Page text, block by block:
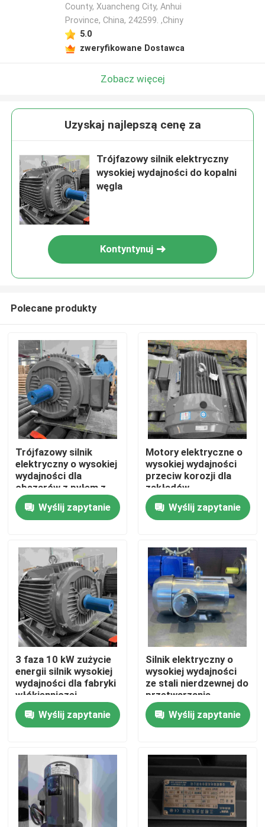
Dom
O nas
Łączność
Produkty
Filmy
Silnik elektryczny o wysokiej wydajności
Jednofazowe silniki elektryczne
Silniki elektryczne niskiego napięcia
Silnik indukcyjny średniego napięcia
County, Xuancheng City, Anhui
Province, China, 242599. ,Chiny
5.0
zweryfikowane Dostawca
Zobacz więcej
Uzyskaj najlepszą cenę za
Trójfazowy silnik elektryczny
wysokiej wydajności do kopalni
węgla
Kontyntynuj
Polecane produkty
Trójfazowy silnik
elektryczny o wysokiej
wydajności dla
obszarów z pyłem z
GOST
Wyślij zapytanie
Motory elektryczne o
wysokiej wydajności
przeciw korozji dla
zakładów
chemicznych
Wyślij zapytanie
3 faza 10 kW zużycie
energii silnik wysokiej
wydajności dla fabryki
włókienniczej
Wyślij zapytanie
Silnik elektryczny o
wysokiej wydajności
ze stali nierdzewnej do
przetwarzania
żywności zgodnie z
GOSTWyślij zapytanie